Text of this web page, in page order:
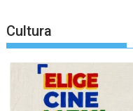
Cultura